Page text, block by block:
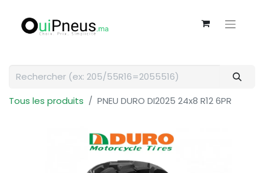
Tous les produits PNEU DURO DI2025 24x8 R12 6PR